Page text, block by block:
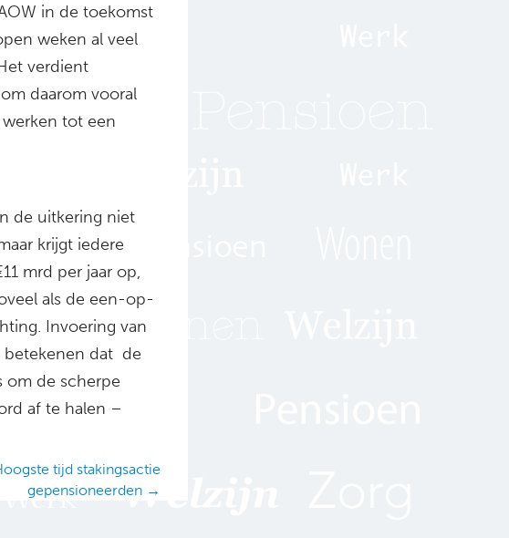
in de toekomst
weken al veel
verdient
daarom vooral
tot een
de uitkering niet
krijgt iedere
mrd per jaar op,
als de een-op-
Invoering van
betekenen dat de
om de scherpe
af te halen –
tijd stakingsactie
gepensioneerden →